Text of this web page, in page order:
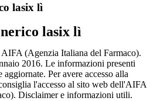
lasix lì
lasix lì
(Agenzia Italiana del Farmaco).
2016. Le informazioni presenti
aggiornate. Per avere accesso alla
l'accesso al sito web dell'AIFA
Disclaimer e informazioni utili.